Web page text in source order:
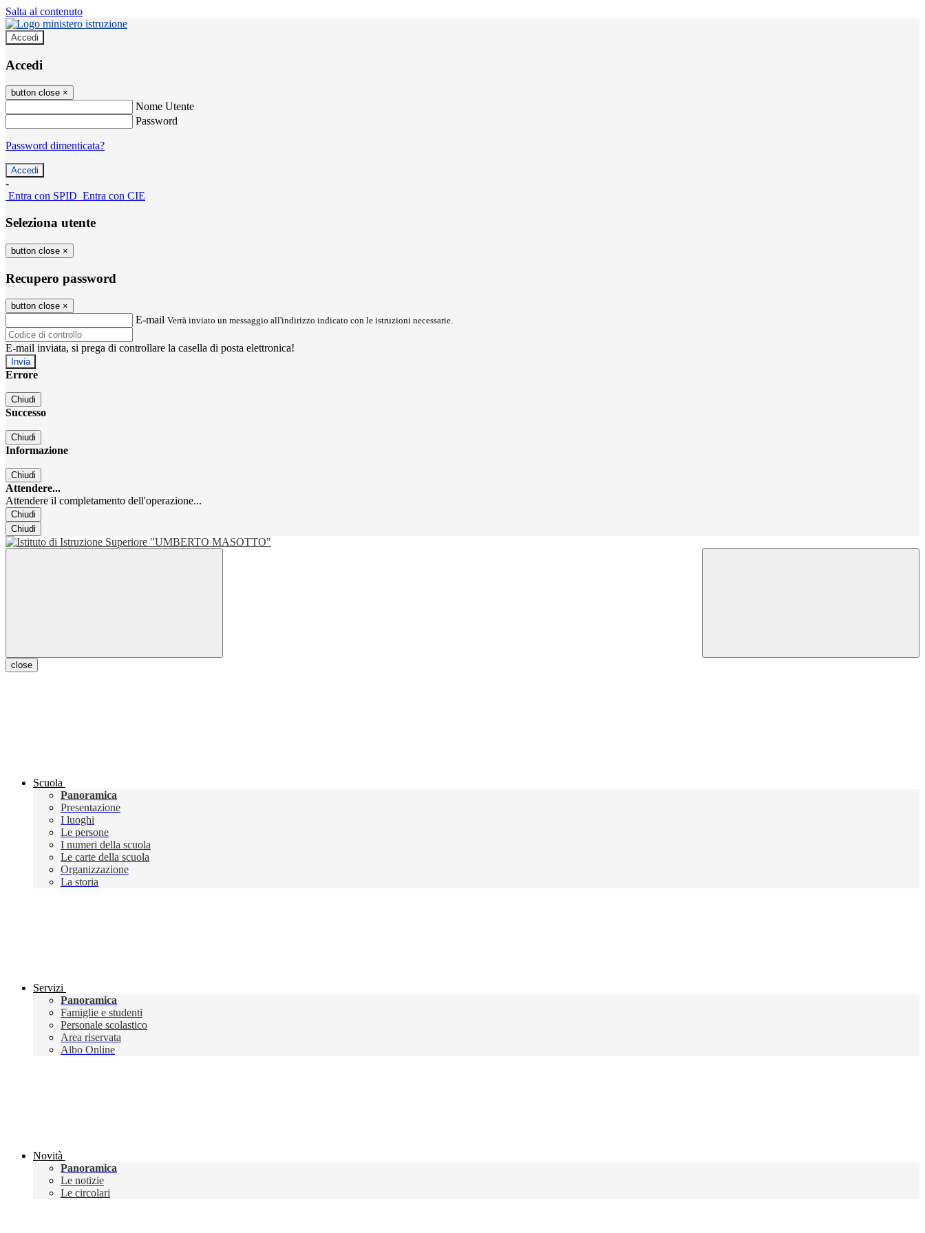
Salta al contenuto
Accedi
Accedi
button close ×
Nome Utente
Password
Password dimenticata?
-
Entra con SPID Entra con CIE
Seleziona utente
button close ×
Recupero password
button close ×
E-mail Verrà inviato un messaggio all'indirizzo indicato con le istruzioni necessarie.
E-mail inviata, si prega di controllare la casella di posta elettronica!
Errore
Chiudi
Successo
Chiudi
Informazione
Chiudi
Attendere...
Attendere il completamento dell'operazione...
Chiudi
Chiudi
close
Scuola
Panoramica
Presentazione
I luoghi
Le persone
I numeri della scuola
Le carte della scuola
Organizzazione
La storia
Servizi
Panoramica
Famiglie e studenti
Personale scolastico
Area riservata
Albo Online
Novità
Panoramica
Le notizie
Le circolari